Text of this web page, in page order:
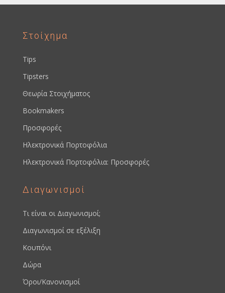
Στοίχημα
Tips
Tipsters
Θεωρία Στοιχήματος
Bookmakers
Προσφορές
Ηλεκτρονικά Πορτοφόλια
Ηλεκτρονικά Πορτοφόλια: Προσφορές
Διαγωνισμοί
Τι είναι οι Διαγωνισμοί;
Διαγωνισμοί σε εξέλιξη
Κουπόνι
Δώρα
Όροι/Κανονισμοί